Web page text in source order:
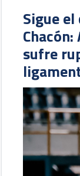
Sigue
sufre